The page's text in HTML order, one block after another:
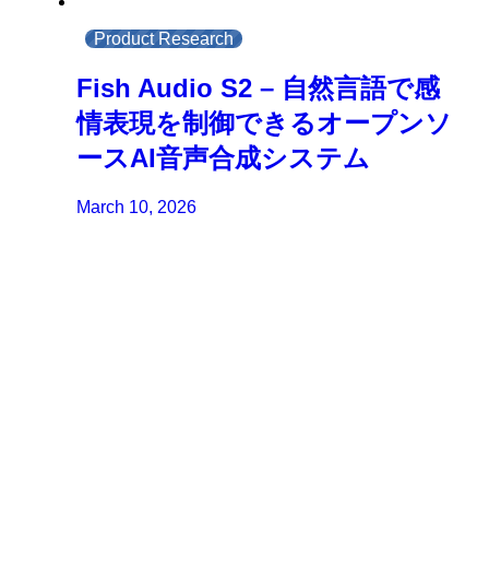
Product Research
Fish Audio S2 – 自然言語で感
情表現を制御できるオープンソ
ースAI音声合成システム
March 10, 2026